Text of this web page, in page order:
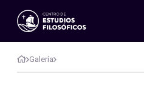
Eventos
Novedades
Investigación
Galería